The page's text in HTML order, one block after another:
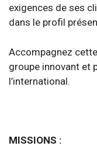
exigences de ses
dans le profil
Accompagnez
groupe innovant et
l’international.
MISSIONS :